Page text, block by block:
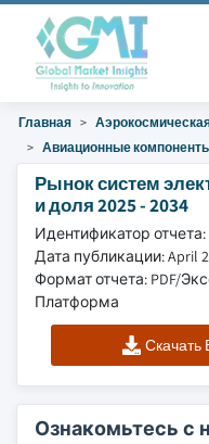
Главная
Авиационные
Рынок систем
и доля 2025 - 2034
Идентификатор отчета:
Дата публикации: April
Формат отчета: PDF/
Платформа
Скачать
Ознакомьтесь с